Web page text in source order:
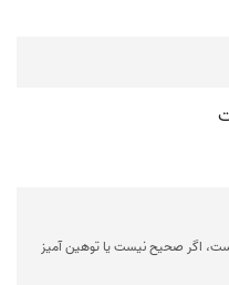
اگر صحیح نیست یا توهین آمیز